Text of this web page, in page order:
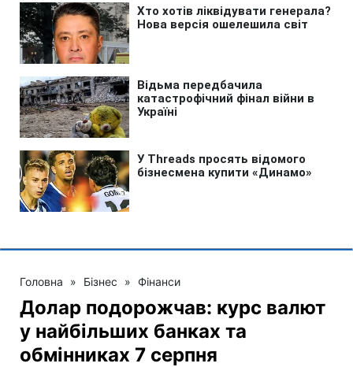
Головна » Бізнес » Фінанси
Долар подорожчав: курс валют
у найбільших банках та
обмінниках 7 серпня